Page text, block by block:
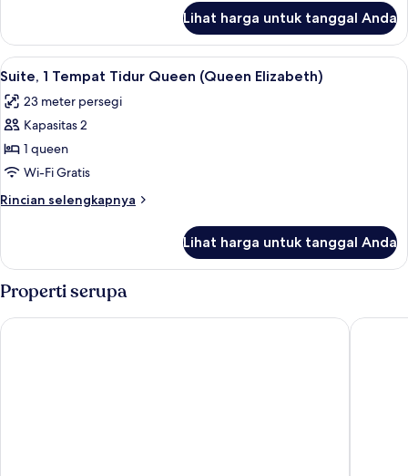
(King
George)
Suite,
Tempat
King
(King
Lihat harga untuk tanggal Anda
Lihat
semua
foto
untuk
Suite,
1
Tempat
Tidur
(Queen
Elizabeth)
Suite, 1 Tempat Tidur Queen
7
Suite, 1 Tempat Tidur Queen (Queen Elizabeth)
23 meter persegi
Kapasitas 2
1 queen
Wi-Fi Gratis
Rincian selengkapnya
Rincian
Suite,
1
Tempat
Tidur
Queen
Lihat harga untuk tanggal Anda
Properti serupa
Wyndham Grand Fallsview Hotel Hyatt